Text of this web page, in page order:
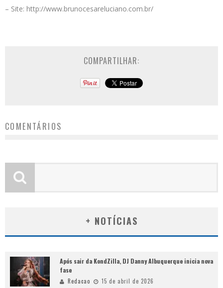
– Site: http://www.brunocesareluciano.com.br/
COMPARTILHAR:
COMENTÁRIOS
+ NOTÍCIAS
Após sair da KondZilla, DJ Danny Albuquerque inicia nova
fase
Redacao 15 de abril de 2026